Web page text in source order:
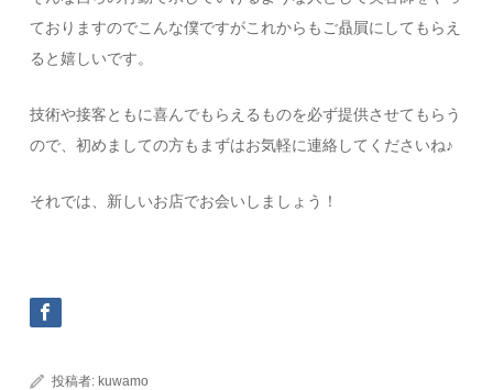
ておりますのでこんな僕ですがこれからもご贔屓にしてもらえ
ると嬉しいです。
技術や接客ともに喜んでもらえるものを必ず提供させてもらう
ので、初めましての方もまずはお気軽に連絡してくださいね♪
それでは、新しいお店でお会いしましょう！
投稿者: kuwamo